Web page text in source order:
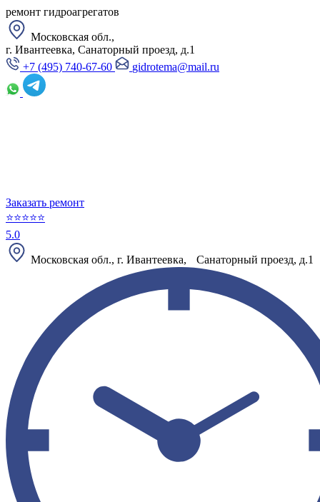
ремонт гидроагрегатов
Московская обл.,
г. Ивантеевка, Санаторный проезд, д.1
+7 (495) 740-67-60
gidrotema@mail.ru
Заказать ремонт
⭐⭐⭐⭐⭐
5.0
Московская обл., г. Ивантеевка, Санаторный проезд, д.1